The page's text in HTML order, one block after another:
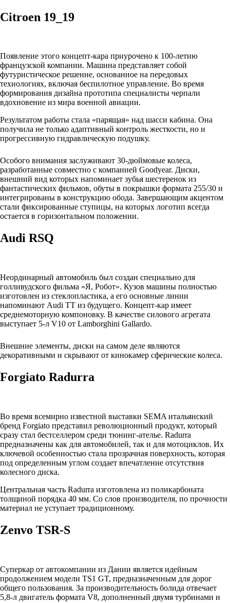
Citroen 19_19
Появление этого концепт-кара приурочено к 100-летию
французской компании. Машина представляет собой
футуристическое решение, основанное на передовых
технологиях, включая беспилотное управление. Во время
формирования дизайна прототипа специалисты черпали
вдохновение из мира военной авиации.
Результатом работы стала «парящая» над шасси кабина. Она
получила не только адаптивный контроль жесткости, но и
прогрессивную гидравлическую подушку.
Особого внимания заслуживают 30-дюймовые колеса,
разработанные совместно с компанией Goodyear. Диски,
внешний вид которых напоминает зубья шестеренок из
фантастических фильмов, обуты в покрышки формата 255/30 и
интегрированы в конструкцию обода. Завершающим акцентом
стали фиксированные ступицы, на которых логотип всегда
остается в горизонтальном положении.
Audi RSQ
Неординарный автомобиль был создан специально для
голливудского фильма «Я, Робот». Кузов машины полностью
изготовлен из стеклопластика, а его основные линии
напоминают Audi TT из будущего. Концепт-кар имеет
среднемоторную компоновку. В качестве силового агрегата
выступает 5-л V10 от Lamborghini Gallardo.
Внешние элементы, диски на самом деле являются
декоративными и скрывают от кинокамер сферические колеса.
Forgiato Radurra
Во время всемирно известной выставки SEMA итальянский
бренд Forgiato представил революционный продукт, который
сразу стал бестселлером среди тюнинг-ателье. Radurra
предназначены как для автомобилей, так и для мотоциклов. Их
ключевой особенностью стала прозрачная поверхность, которая
под определенным углом создает впечатление отсутствия
колесного диска.
Центральная часть Radurra изготовлена из поликарбоната
толщиной порядка 40 мм. Со слов производителя, по прочности
материал не уступает традиционному.
Zenvo TSR-S
Суперкар от автокомпании из Дании является идейным
продолжением модели TS1 GT, предназначенным для дорог
общего пользования. За производительность болида отвечает
5,8-л двигатель формата V8, дополненный двумя турбинами и